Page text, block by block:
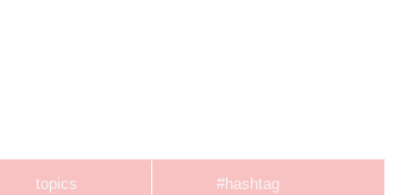
topics #hashtag